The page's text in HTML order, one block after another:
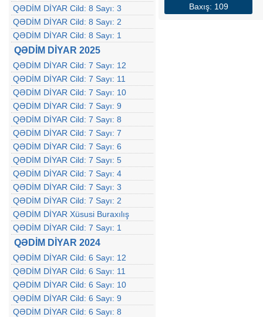
QƏDİM DİYAR Cild: 8 Sayı: 3
QƏDİM DİYAR Cild: 8 Sayı: 2
QƏDİM DİYAR Cild: 8 Sayı: 1
QƏDİM DİYAR 2025
QƏDİM DİYAR Cild: 7 Sayı: 12
QƏDİM DİYAR Cild: 7 Sayı: 11
QƏDİM DİYAR Cild: 7 Sayı: 10
QƏDİM DİYAR Cild: 7 Sayı: 9
QƏDİM DİYAR Cild: 7 Sayı: 8
QƏDİM DİYAR Cild: 7 Sayı: 7
QƏDİM DİYAR Cild: 7 Sayı: 6
QƏDİM DİYAR Cild: 7 Sayı: 5
QƏDİM DİYAR Cild: 7 Sayı: 4
QƏDİM DİYAR Cild: 7 Sayı: 3
QƏDİM DİYAR Cild: 7 Sayı: 2
QƏDİM DİYAR Xüsusi Buraxılış
QƏDİM DİYAR Cild: 7 Sayı: 1
QƏDİM DİYAR 2024
QƏDİM DİYAR Cild: 6 Sayı: 12
QƏDİM DİYAR Cild: 6 Sayı: 11
QƏDİM DİYAR Cild: 6 Sayı: 10
QƏDİM DİYAR Cild: 6 Sayı: 9
QƏDİM DİYAR Cild: 6 Sayı: 8
Baxış: 109